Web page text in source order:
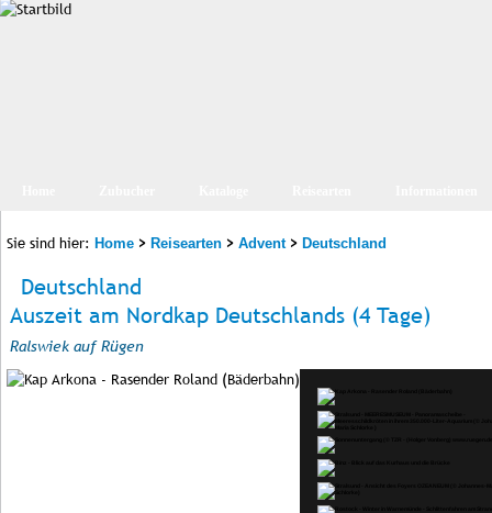
Sie sind hier: Home > Reisearten > Advent> Deutschland
Deutschland
Auszeit am Nordkap Deutschlands (4 Tage)
Ralswiek auf Rügen